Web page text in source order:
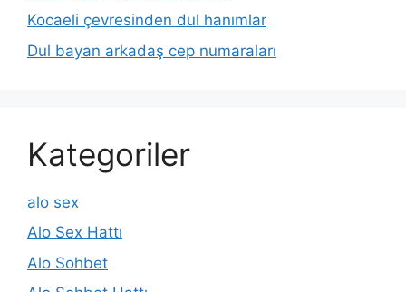
Kocaeli çevresinden dul hanımlar
Dul bayan arkadaş cep numaraları
Kategoriler
alo sex
Alo Sex Hattı
Alo Sohbet